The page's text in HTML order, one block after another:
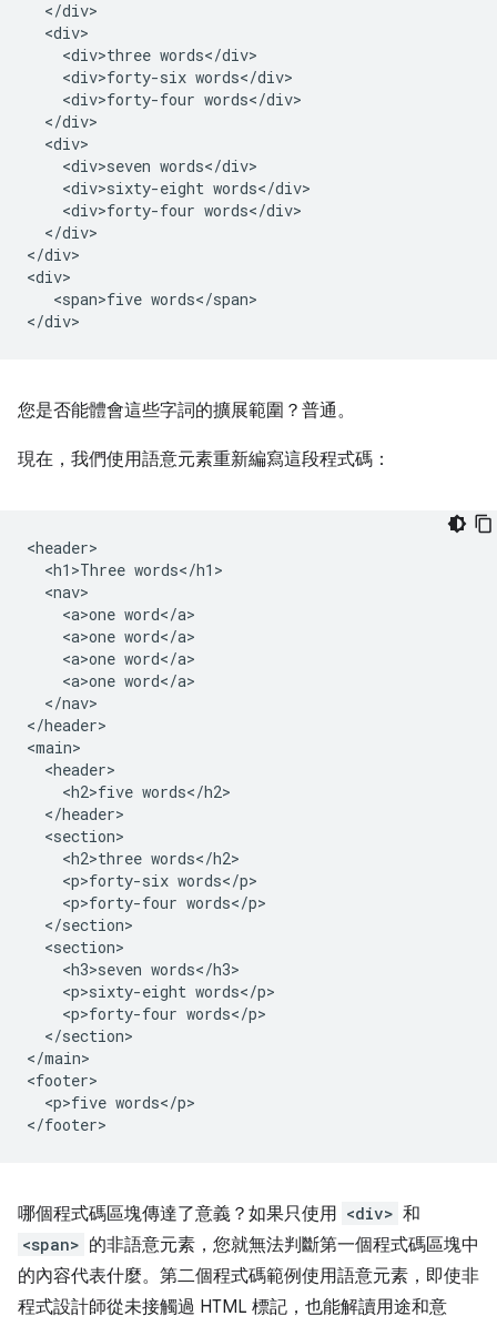
  </div>
  <div>
    <div>three words</div>
    <div>forty-six words</div>
    <div>forty-four words</div>
  </div>
  <div>
    <div>seven words</div>
    <div>sixty-eight words</div>
    <div>forty-four words</div>
  </div>
</div>
<div>
   <span>five words</span>
您是否能體會這些字詞的擴展範圍？普通。
現在，我們使用語意元素重新編寫這段程式碼：
<header>
  <h1>Three words</h1>
  <nav>
    <a>one word</a>
    <a>one word</a>
    <a>one word</a>
    <a>one word</a>
  </nav>
</header>
<main>
  <header>
    <h2>five words</h2>
  </header>
  <section>
    <h2>three words</h2>
    <p>forty-six words</p>
    <p>forty-four words</p>
  </section>
  <section>
    <h3>seven words</h3>
    <p>sixty-eight words</p>
    <p>forty-four words</p>
  </section>
</main>
<footer>
  <p>five words</p>
哪個程式碼區塊傳達了意義？如果只使用 <div> 和
<span> 的非語意元素，您就無法判斷第一個程式碼區塊中
的內容代表什麼。第二個程式碼範例使用語意元素，即使非
程式設計師從未接觸過 HTML 標記，也能解讀用途和意